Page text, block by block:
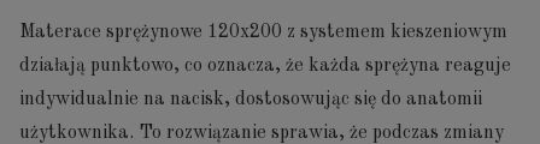
Materace sprężynowe 120x200 z systemem kieszeniowym
działają punktowo, co oznacza, że każda sprężyna reaguje
indywidualnie na nacisk, dostosowując się do anatomii
użytkownika. To rozwiązanie sprawia, że podczas zmiany